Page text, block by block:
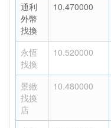
通利
外幣
找換
10.470000
永恆
找換
10.520000
景緻
找換
店
10.480000